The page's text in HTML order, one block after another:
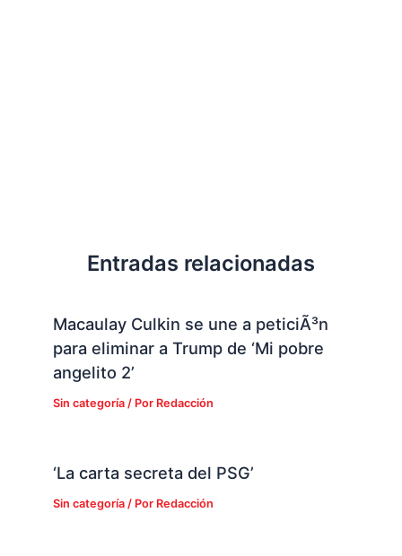
Entradas relacionadas
Macaulay Culkin se une a peticiÃ³n
para eliminar a Trump de ‘Mi pobre
angelito 2’
Sin categoría/ Por Redacción
‘La carta secreta del PSG’
Sin categoría/ Por Redacción